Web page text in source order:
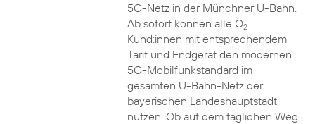
5G-Netz in der Münchner U-Bahn.
Ab sofort können alle O2
Kund:innen mit entsprechendem
Tarif und Endgerät den modernen
5G-Mobilfunkstandard im
gesamten U-Bahn-Netz der
bayerischen Landeshauptstadt
nutzen. Ob auf dem täglichen Weg